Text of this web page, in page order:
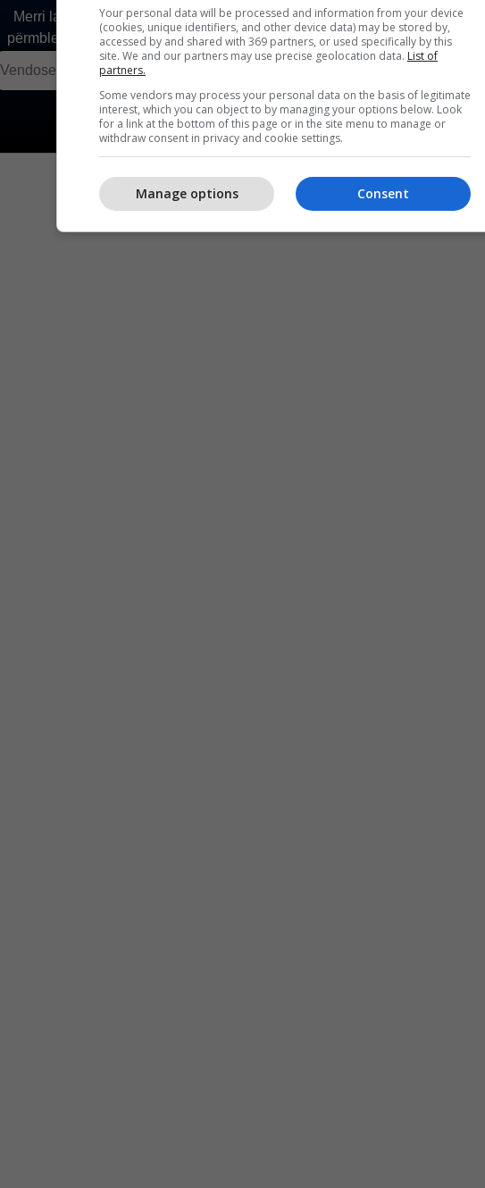
Your personal data will be processed and information from your device
(cookies, unique identifiers, and other device data) may be stored by,
accessed by and shared with 369 partners, or used specifically by this
site. We and our partners may use precise geolocation data. List of
partners.
Some vendors may process your personal data on the basis of legitimate
interest, which you can object to by managing your options below. Look
for a link at the bottom of this page or in the site menu to manage or
withdraw consent in privacy and cookie settings.
Consent
Manage options